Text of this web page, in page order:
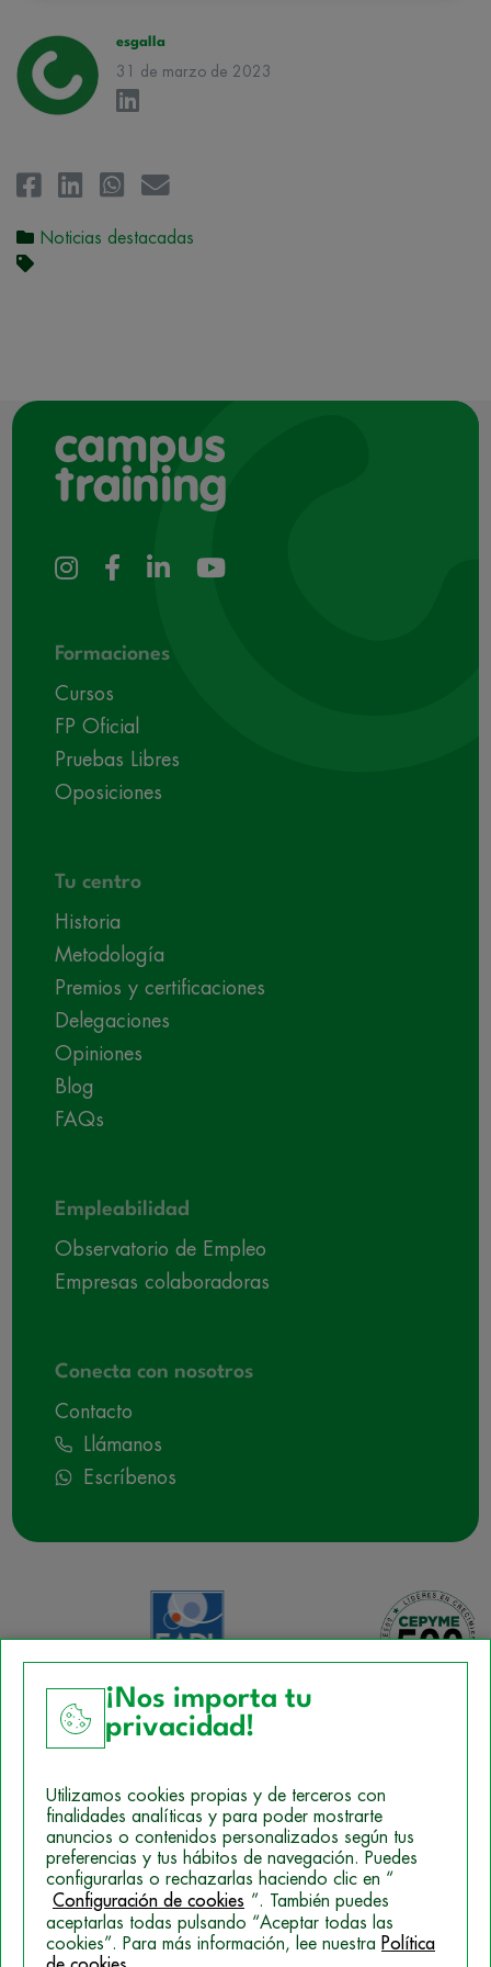
esgalla
31 de marzo de 2023
Noticias destacadas
Formaciones
Cursos
FP Oficial
Pruebas Libres
Oposiciones
Tu centro
Historia
Metodología
Premios y certificaciones
Delegaciones
Opiniones
Blog
FAQs
Empleabilidad
Observatorio de Empleo
Empresas colaboradoras
Conecta con nosotros
Contacto
Llámanos
Escríbenos
Política de Cookies
Mapa del sitio
Politica de Privacidad
© 2026 Campus Training
¡Nos importa tu
privacidad!
Utilizamos cookies propias y de terceros con
finalidades analíticas y para poder mostrarte
anuncios o contenidos personalizados según tus
preferencias y tus hábitos de navegación. Puedes
configurarlas o rechazarlas haciendo clic en “
Configuración de cookies ”. También puedes
aceptarlas todas pulsando “Aceptar todas las
cookies”. Para más información, lee nuestra Política